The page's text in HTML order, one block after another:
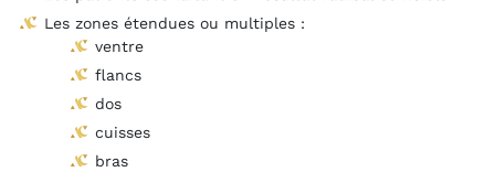
Les zones étendues ou multiples :
ventre
flancs
dos
cuisses
bras